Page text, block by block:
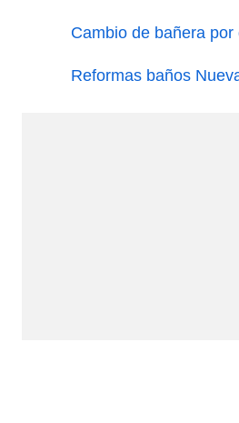
Cambio de bañera por
Reformas baños